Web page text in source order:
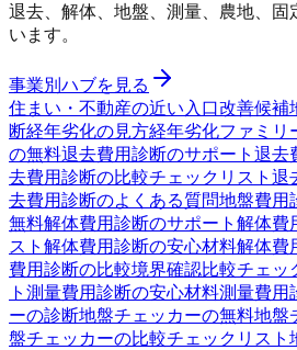
退去、解体、地盤、測量、農地、固
います。
事業別ハブを見る
住まい・不動産の近い入口改善候補
断経年劣化の見方経年劣化ファミリ
の無料退去費用診断のサポート 退去
去費用診断の比較チェックリスト 退
去費用診断のよくある質問地盤費用
無料解体費用診断のサポート 解体費
スト 解体費用診断の安心材料解体費
費用診断の比較境界確認比較チェッ
ト 測量費用診断の安心材料測量費用
ーの診断地盤チェッカーの無料地盤
盤チェッカーの比較チェックリスト